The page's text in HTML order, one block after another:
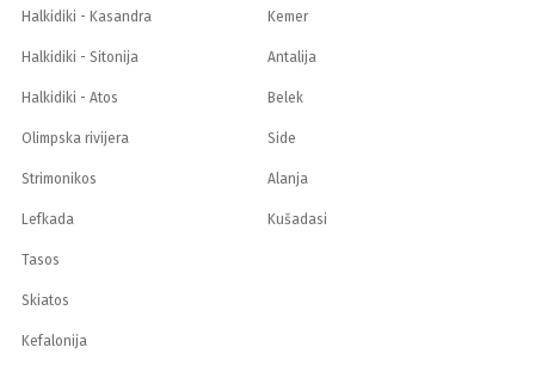
Halkidiki - Kasandra
Halkidiki - Sitonija
Halkidiki - Atos
Olimpska rivijera
Strimonikos
Lefkada
Tasos
Skiatos
Kefalonija
Kemer
Antalija
Belek
Side
Alanja
Kušadasi